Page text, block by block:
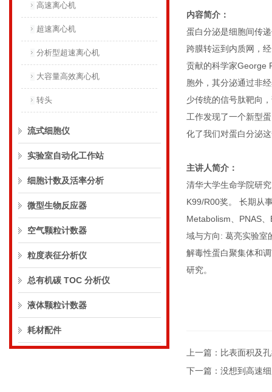
高速离心机
超速离心机
分析型超速离心机
大容量高效离心机
转头
流式细胞仪
实验室自动化工作站
细胞计数及活率分析
微型生物反应器
空气颗粒计数器
粒度表征分析仪
总有机碳 TOC 分析仪
液体颗粒计数器
耗材配件
内容简介：
蛋白分泌是细胞间传
跨膜转运到内质网，
贡献的科学家George
胞外，其分泌通过非
少传统的信号肽靶向
工作发现了一个新型
化了我们对蛋白分泌
主讲人简介：
清华大学生命学院研
K99/R00奖。 长期从
Metabolism、PNAS
域与方向: 葛亮实验室
解毒性蛋白聚集体和
研究。
上一篇： 比表面积及
下一篇： 没想到高速